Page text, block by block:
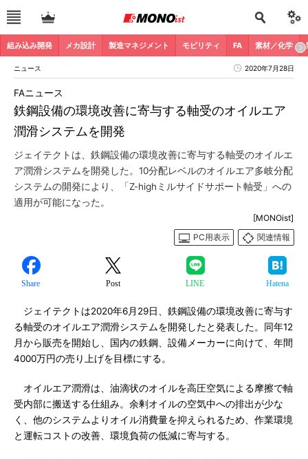
組み込み開発 メカ設計 製造マネジメント モビリティ FA 素材／化学
ニュース 2020年7月28日
鉄鋼設備の環境改善に寄与する軸受のオイルエア
潤滑システムを開発
FAニュース
ジェイテクトは、鉄鋼設備の環境改善に寄与する軸受のオイルエ
ア潤滑システムを開発した。10分配レベルのオイルエア多岐分配
システムの開発により、「Z-highミルサイドサポート軸受」への
適用が可能になった。
[MONOist]
PC用表示
関連情報
Share Post LINE Hatena
ジェイテクトは2020年6月29日、鉄鋼設備の環境改善に寄与す
る軸受のオイルエア潤滑システムを開発したと発表した。同年12
月から販売を開始し、国内の鉄鋼、設備メーカーに向けて、年間
4000万円の売り上げを目標にする。
オイルエア潤滑は、油滴状のオイルを高圧空気による摩擦で軸
受内部に搬送する仕組み。余剰オイルの空気中への排出が少な
く、他のシステムよりオイル消費量を抑えられるため、作業環境
と運転コストの改善、環境負荷の低減に寄与する。